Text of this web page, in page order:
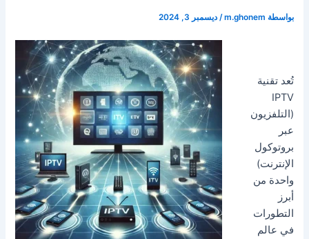
بواسطة m.ghonem
/ديسمبر 3, 2024
تُعد تقنية
IPTV
(التلفزيون
عبر
بروتوكول
الإنترنت)
واحدة من
أبرز
التطورات
في عالم